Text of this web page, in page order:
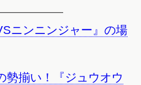
——————
ニンニンジャー』の場
勢揃い！『ジュウオウ